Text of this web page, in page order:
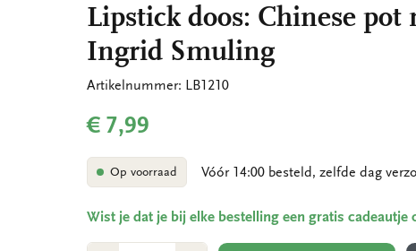
Lipstick doos: Chinese pot
Ingrid Smuling
Artikelnummer: LB1210
€ 7,99
Op voorraad Vóór 14:00 besteld, zelfde dag
Wist je dat je bij elke bestelling een gratis cadeautje